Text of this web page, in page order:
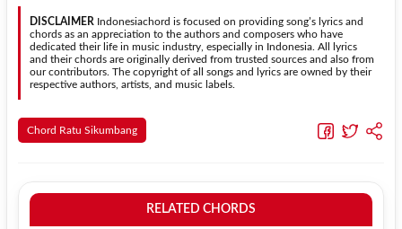
pemula tanpa menghilangkan struktur dasar lagu.
DISCLAIMER Indonesiachord is focused on providing song’s lyrics and
chords as an appreciation to the authors and composers who have
dedicated their life in music industry, especially in Indonesia. All lyrics
and their chords are originally derived from trusted sources and also from
our contributors. The copyright of all songs and lyrics are owned by their
respective authors, artists, and music labels.
Chord Ratu Sikumbang
RELATED CHORDS